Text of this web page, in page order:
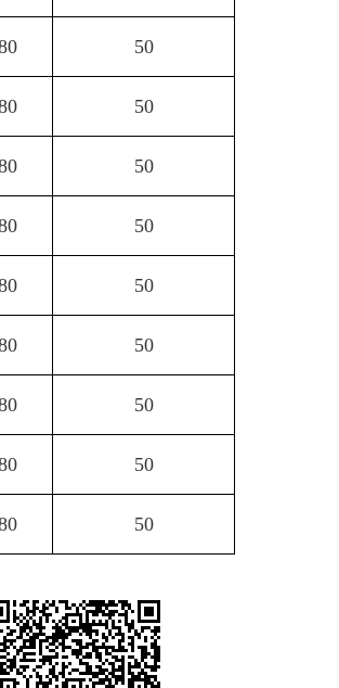
50
50
50
50
50
50
50
50
50